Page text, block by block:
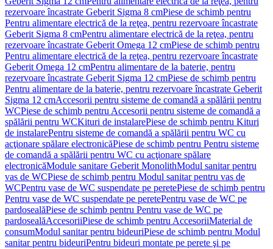
rezervoare încastrate Geberit Sigma 8 cmPiese de schimb pentru
Pentru alimentare electrică de la reţea, pentru rezervoare încastrate
Geberit Sigma 8 cmPentru alimentare electrică de la reţea, pentru
rezervoare încastrate Geberit Omega 12 cmPiese de schimb pentru
Pentru alimentare electrică de la reţea, pentru rezervoare încastrate
Geberit Omega 12 cmPentru alimentare de la baterie, pentru
rezervoare încastrate Geberit Sigma 12 cmPiese de schimb pentru
Pentru alimentare de la baterie, pentru rezervoare încastrate Geberit
Sigma 12 cmAccesorii pentru sisteme de comandă a spălării pentru
WCPiese de schimb pentru Accesorii pentru sisteme de comandă a
spălării pentru WCKituri de instalarePiese de schimb pentru Kituri
de instalarePentru sisteme de comandă a spălării pentru WC cu
acţionare spălare electronicăPiese de schimb pentru Pentru sisteme
de comandă a spălării pentru WC cu acţionare spălare
electronicăModule sanitare Geberit MonolithModul sanitar pentru
vas de WCPiese de schimb pentru Modul sanitar pentru vas de
WCPentru vase de WC suspendate pe peretePiese de schimb pentru
Pentru vase de WC suspendate pe peretePentru vase de WC pe
pardosealăPiese de schimb pentru Pentru vase de WC pe
pardosealăAccesoriiPiese de schimb pentru AccesoriiMaterial de
consumModul sanitar pentru bideuriPiese de schimb pentru Modul
sanitar pentru bideuriPentru bideuri montate pe perete şi pe